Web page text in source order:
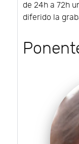
de 24h a 72h
diferido la